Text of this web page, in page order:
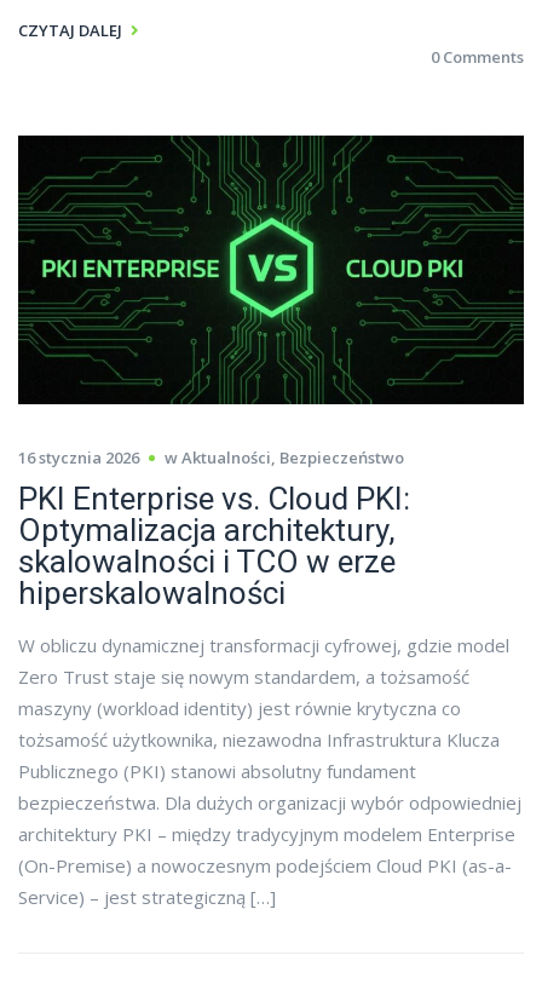
CZYTAJ DALEJ
0 Comments
16 stycznia 2026 wAktualności, Bezpieczeństwo
PKI Enterprise vs. Cloud PKI:
Optymalizacja architektury,
skalowalności i TCO w erze
hiperskalowalności
W obliczu dynamicznej transformacji cyfrowej, gdzie model
Zero Trust staje się nowym standardem, a tożsamość
maszyny (workload identity) jest równie krytyczna co
tożsamość użytkownika, niezawodna Infrastruktura Klucza
Publicznego (PKI) stanowi absolutny fundament
bezpieczeństwa. Dla dużych organizacji wybór odpowiedniej
architektury PKI – między tradycyjnym modelem Enterprise
(On-Premise) a nowoczesnym podejściem Cloud PKI (as-a-
Service) – jest strategiczną […]